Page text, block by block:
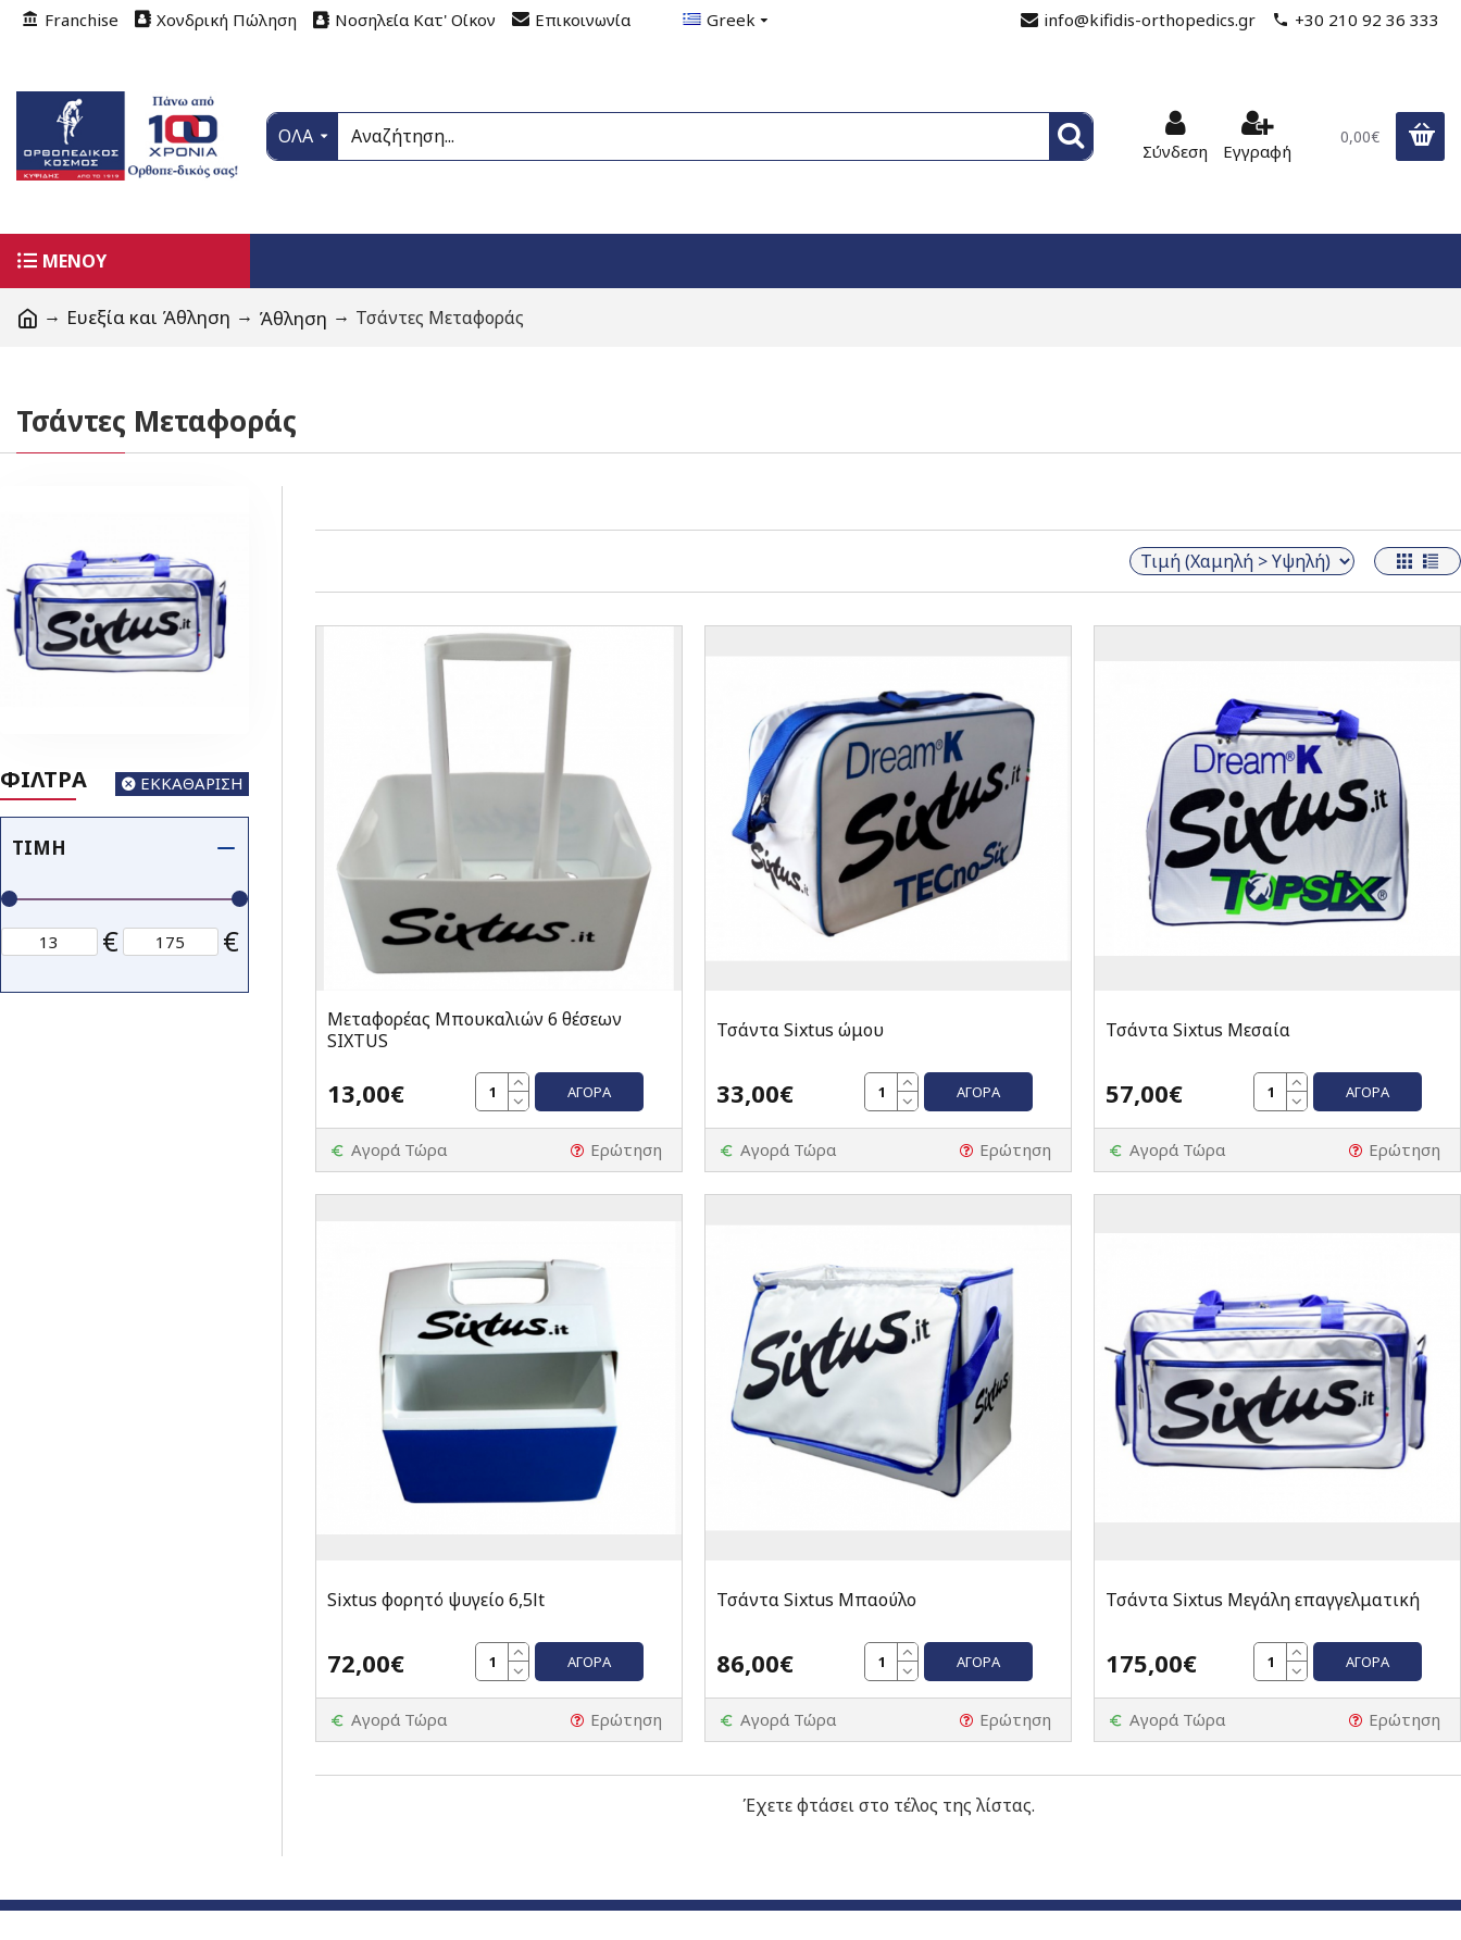
Franchise Χονδρική Πώληση Νοσηλεία Κατ' Οίκον Επικοινωνία Greek info@kifidis-orthopedics.gr +30 210 92 36 333
ΟΛΑ
Σύνδεση Εγγραφή
0,00€
ΜΕΝΟΥ
Ευεξία και Άθληση Άθληση Τσάντες Μεταφοράς
Τσάντες Μεταφοράς
ΦΙΛΤΡΑ ΕΚΚΑΘΑΡΙΣΗ
ΤΙΜΉ
€ €
Μεταφορέας Μπουκαλιών 6 θέσεων
SIXTUS
13,00€ ΑΓΟΡΆ
Αγορά Τώρα Ερώτηση
Τσάντα Sixtus ώμου
33,00€ ΑΓΟΡΆ
Αγορά Τώρα Ερώτηση
Τσάντα Sixtus Μεσαία
57,00€ ΑΓΟΡΆ
Αγορά Τώρα Ερώτηση
Sixtus φορητό ψυγείο 6,5lt
72,00€ ΑΓΟΡΆ
Αγορά Τώρα Ερώτηση
Τσάντα Sixtus Μπαούλο
86,00€ ΑΓΟΡΆ
Αγορά Τώρα Ερώτηση
Τσάντα Sixtus Μεγάλη επαγγελματική
175,00€ ΑΓΟΡΆ
Αγορά Τώρα Ερώτηση
Έχετε φτάσει στο τέλος της λίστας.